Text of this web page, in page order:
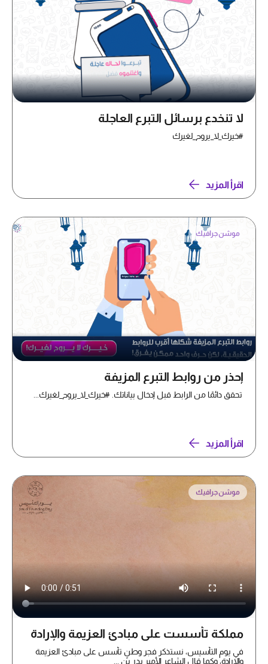
لا تنخدع برسائل التبرع العاجلة
#خيرك_لا_يروح_لغيرك
اقرأ المزيد
موشن جرافيك
إحذر من روابط التبرع المزيفة
تحقق دائمًا من الرابط قبل إدخال بياناتك. #خيرك_لا_يروح_لغيرك...
اقرأ المزيد
موشن جرافيك
مملكة تأسست على مبادئ العزيمة والإرادة
في يوم التأسيس، نستذكر فجر وطنٍ تأسس على مبادئ العزيمة
والإرادة، وكما قال الشاعر الأمير بدر بن ...